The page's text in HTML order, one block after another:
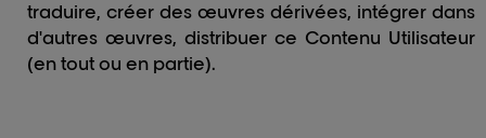
traduire, créer des œuvres dérivées, intégrer dans
d'autres œuvres, distribuer ce Contenu Utilisateur
(en tout ou en partie).